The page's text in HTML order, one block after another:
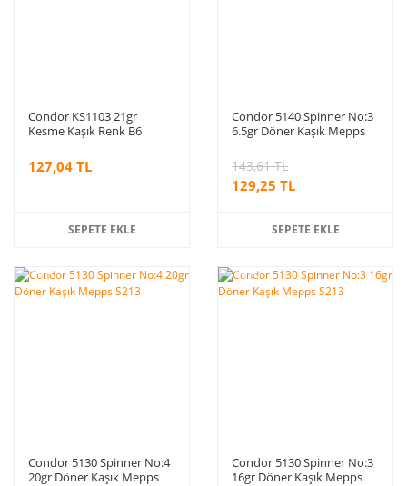
Condor KS1103 21gr
Kesme Kaşık Renk B6
127,04 TL
SEPETE EKLE
Condor 5140 Spinner No:3
6.5gr Döner Kaşık Mepps
129,25 TL
143,61 TL
SEPETE EKLE
%10
Condor 5130 Spinner No:4
20gr Döner Kaşık Mepps
%10
Condor 5130 Spinner No:3
16gr Döner Kaşık Mepps